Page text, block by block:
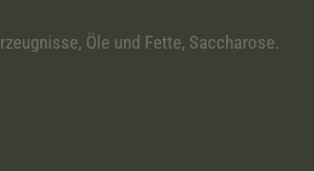
Öle und Fette, Saccharose.